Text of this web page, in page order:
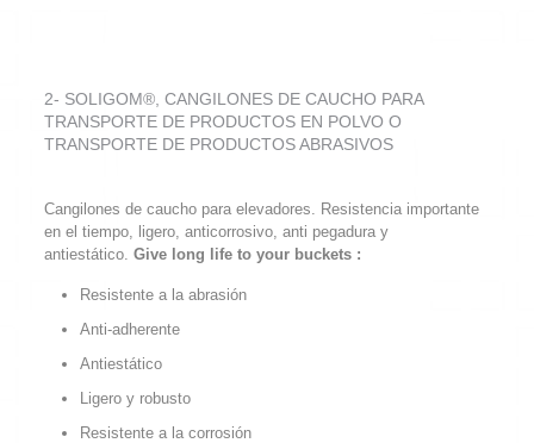
2- SOLIGOM®, CANGILONES DE CAUCHO PARA
TRANSPORTE DE PRODUCTOS EN POLVO O
TRANSPORTE DE PRODUCTOS ABRASIVOS
Cangilones de caucho para elevadores. Resistencia importante
en el tiempo, ligero, anticorrosivo, anti pegadura y
antiestático. Give long life to your buckets :
Resistente a la abrasión
Anti-adherente
Antiestático
Ligero y robusto
Resistente a la corrosión